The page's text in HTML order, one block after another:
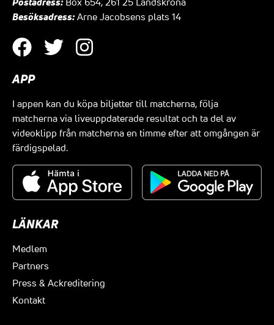
Besöksadress: Arne Jacobsens plats 14
APP
I appen kan du köpa biljetter till matcherna, följa
matcherna via liveuppdaterade resultat och ta del av
videoklipp från matcherna en timme efter att omgången är
färdigspelad.
LÄNKAR
Medlem
Partners
Press & Ackreditering
Kontakt